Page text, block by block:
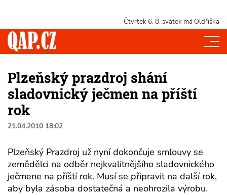
Čtvrtek 6. 8. svátek má Oldřiška
Plzeňský prazdroj shání
sladovnický ječmen na příští
rok
21.04.2010 18:02
Plzeňský Prazdroj už nyní dokončuje smlouvy se
zemědělci na odběr nejkvalitnějšího sladovnického
ječmene na příští rok. Musí se připravit na další rok,
aby byla zásoba dostatečná a neohrozila výrobu.